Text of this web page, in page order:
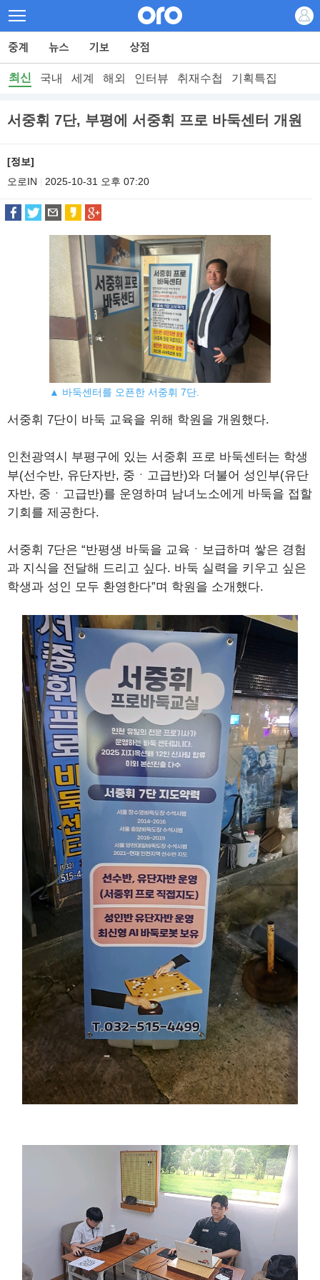
최신 국내 세계 해외 인터뷰 취재수첩 기획특집
서중휘 7단, 부평에 서중휘 프로 바둑센터 개원
[정보]
오로IN
2025-10-31 오후 07:20
▲ 바둑센터를 오픈한 서중휘 7단.
서중휘 7단이 바둑 교육을 위해 학원을 개원했다.
인천광역시 부평구에 있는 서중휘 프로 바둑센터는 학생
부(선수반, 유단자반, 중ㆍ고급반)와 더불어 성인부(유단
자반, 중ㆍ고급반)를 운영하며 남녀노소에게 바둑을 접할
기회를 제공한다.
서중휘 7단은 “반평생 바둑을 교육ㆍ보급하며 쌓은 경험
과 지식을 전달해 드리고 싶다. 바둑 실력을 키우고 싶은
학생과 성인 모두 환영한다”며 학원을 소개했다.